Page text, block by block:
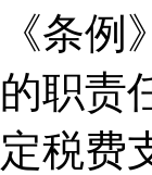
《条
的职责
定税费